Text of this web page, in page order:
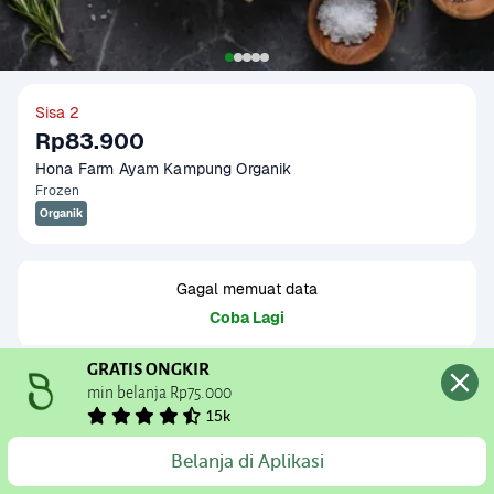
Tambah Produk
Sisa 2
Rp83.900
Hona Farm Ayam Kampung Organik
Frozen
Organik
Gagal memuat data
Coba Lagi
Informasi Produk
Origin : Local/Indonesia
Fat Ratio :  +/- 9 gram lemak per 100 gram
Gramation : 600-700 gram, 700-800 gram, 900-1000 gram
Glazing : 5-10%
Kategori Protein
GRATIS ONGKIR
min belanja Rp75.000
15k
Belanja di Aplikasi